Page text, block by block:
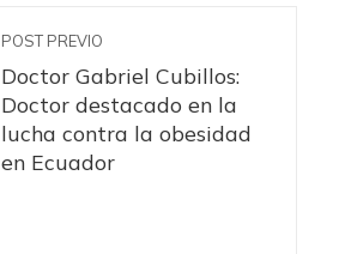
POST PREVIO
Doctor Gabriel Cubillos:
Doctor destacado en la
lucha contra la obesidad
en Ecuador